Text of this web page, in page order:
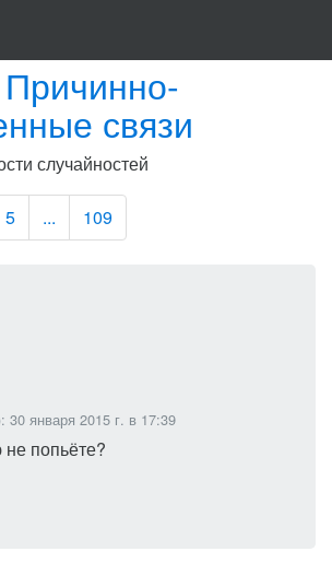
Причинно-
связи
случайностей
5 ... 109
30 января 2015 г. в 17:39
попьёте?